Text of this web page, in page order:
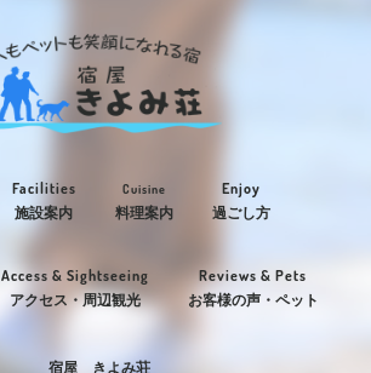
Facilities
施設案内
Cuisine
料理案内
Enjoy
過ごし方
Access & Sightseeing
アクセス・周辺観光
Reviews & Pets
お客様の声・ペット
宿屋 きよみ荘